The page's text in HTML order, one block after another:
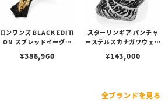
ロンワンズ BLACK EDITI
ON スプレッドイーグル
コーティング w/ K18イエ
¥388,960
スターリンギア パンチャ
ーステルスカナガワウェー
¥143,000
全ブランドを見る